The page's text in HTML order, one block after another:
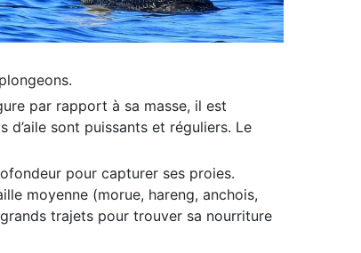
par rapport à sa masse, il est
sont puissants et réguliers. Le
pour capturer ses proies.
moyenne (morue, hareng, anchois,
trajets pour trouver sa nourriture